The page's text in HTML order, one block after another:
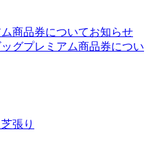
グプレミアム商品券につい
張り